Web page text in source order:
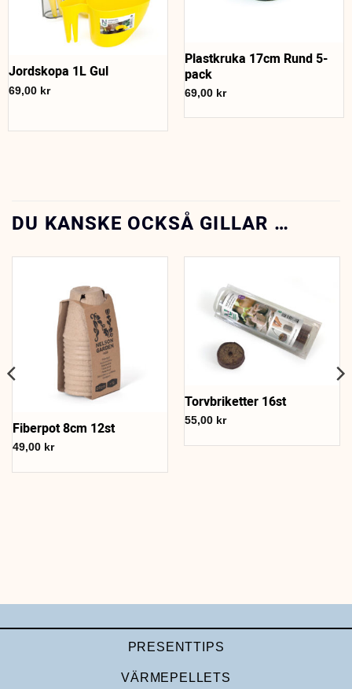
Jordskopa 1L Gul
69,00 kr
Plastkruka 17cm Rund 5-
pack
69,00 kr
DU KANSKE OCKSÅ GILLAR …
Fiberpot 8cm 12st
49,00 kr
Torvbriketter 16st
55,00 kr
PRESENTTIPS
VÄRMEPELLETS